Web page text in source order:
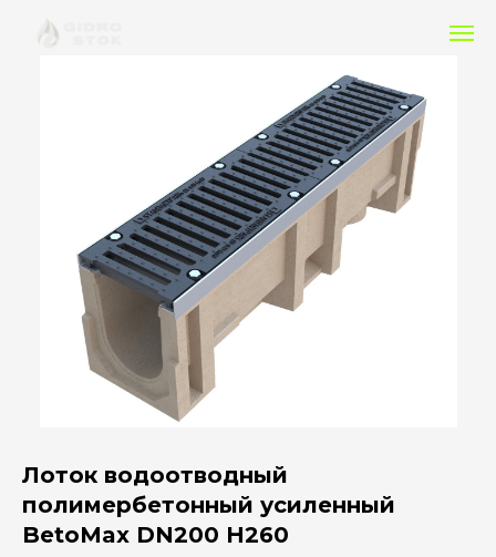
Лоток водоотводный
полимербетонный усиленный
BetoMax DN200 H260